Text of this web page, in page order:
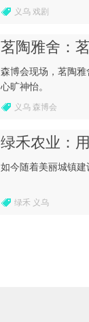
义乌 戏剧
茗陶雅舍：
森博会现场，茗陶
心旷神怡。
义乌 森博会
绿禾农业：
如今随着美丽城镇建
绿禾 义乌